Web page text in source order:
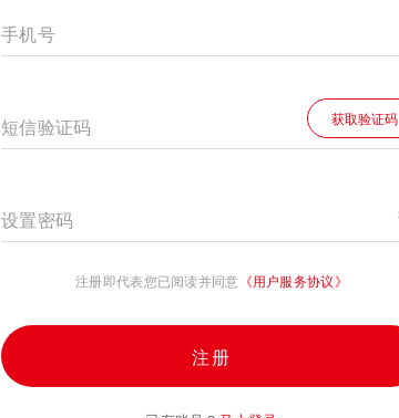
手机号
短信验证码 获取验证码
设置密码
注册即代表您已阅读并同意 《用户服务协议》
注册